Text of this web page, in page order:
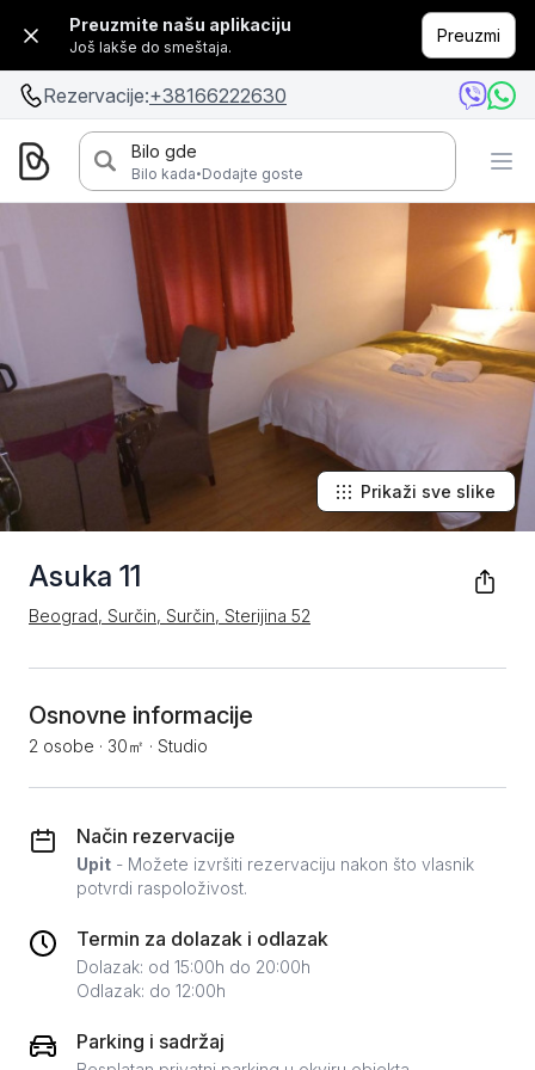
Preuzmite našu aplikaciju
Još lakše do smeštaja.
Preuzmi
Rezervacije:+38166222630
Bilo gde
Bilo kada·Dodajte goste
Asuka 11
Beograd, Surčin, Surčin, Sterijina 52
Prikaži sve slike
Osnovne informacije
2 osobe · 30㎡ · Studio
Način rezervacije
Upit - Možete izvršiti rezervaciju nakon što vlasnik
potvrdi raspoloživost.
Termin za dolazak i odlazak
Dolazak: od 15:00h do 20:00h
Odlazak: do 12:00h
Parking i sadržaj